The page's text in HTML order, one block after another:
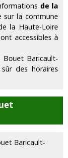
de la
la commune
la Haute-Loire
accessibles à
Baricault-
des horaires
Baricault-